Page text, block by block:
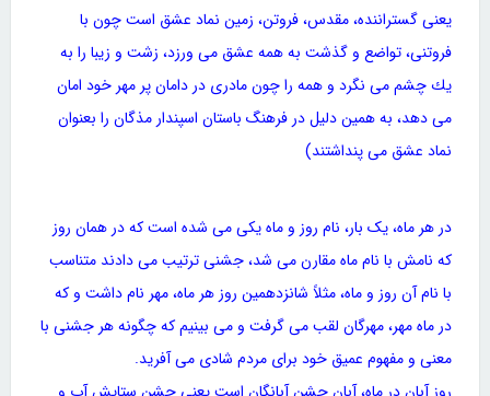
یعنی گستراننده، مقدس، فروتن، زمین نماد عشق است چون با
فروتنی، تواضع و گذشت به همه عشق می ورزد، زشت و زیبا را به
یك چشم می نگرد و همه را چون مادری در دامان پر مهر خود امان
می دهد، به همین دلیل در فرهنگ باستان اسپندار مذگان را بعنوان
نماد عشق می پنداشتند)
در هر ماه، یک بار، نام روز و ماه یکی می شده است که در همان روز
که نامش با نام ماه مقارن می شد، جشنی ترتیب می دادند متناسب
با نام آن روز و ماه، مثلاً شانزدهمین روز هر ماه، مهر نام داشت و که
در ماه مهر، مهرگان لقب می گرفت و می بینیم که چگونه هر جشنی با
معنی و مفهوم عمیق خود برای مردم شادی می آفرید.